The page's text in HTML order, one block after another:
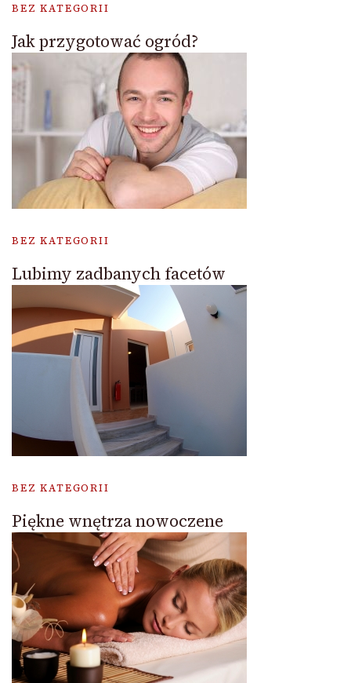
BEZ KATEGORII
Jak przygotować ogród?
BEZ KATEGORII
Lubimy zadbanych facetów
BEZ KATEGORII
Piękne wnętrza nowoczene